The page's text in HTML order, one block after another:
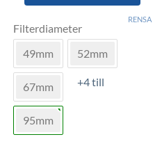
här
produkten
har
flera
varianter.
De
olika
Filterdiameter
49mm
52mm
67mm +4 till
95mm
RENSA